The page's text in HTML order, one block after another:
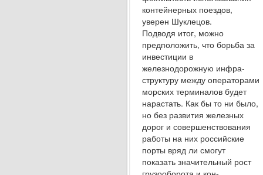
контейнерных поез­дов,
уверен Шуклецов.
Подводя итог, можно
предположить, что борь­ба за
инвестиции в
железнодорожную инфра­
структуру между операторами
морских термина­лов будет
нарастать. Как бы то ни было,
но без развития железных
дорог и совершенствования
работы на них российские
порты вряд ли смогут
показать значительный рост